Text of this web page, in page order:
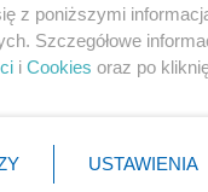
Prezydent
NATO
z poniższymi
Szczegółowe
i Cookies oraz po
USTAWIENIA